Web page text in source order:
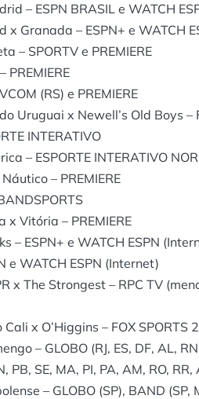
– ESPN BRASIL e WATCH
Granada – ESPN+ e WATCH
– SPORTV e PREMIERE
(RS) e PREMIERE
Uruguai x Newell’s Old Boys –
INTERATIVO
– ESPORTE INTERATIVO
– PREMIERE
Vitória – PREMIERE
– ESPN+ e WATCH ESPN
e WATCH ESPN (Internet)
The Strongest – RPC TV
x O’Higgins – FOX SPORTS 2
– GLOBO (RJ, ES, DF, AL,
PB, SE, MA, PI, PA, AM, RO, RR,
– GLOBO (SP), BAND (SP,